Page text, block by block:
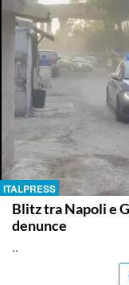
ITALPRESS
Blitz tra Napoli e
denunce
..